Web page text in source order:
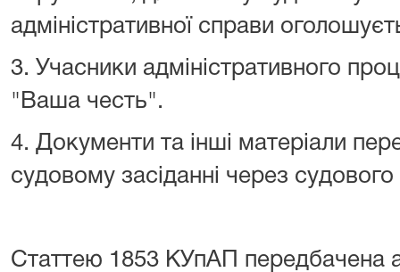
адміністративної справи
3. Учасники адміністративного
"Ваша честь".
4. Документи та інші матеріали
судовому засіданні через
Статтею 1853 КУпАП передбачена